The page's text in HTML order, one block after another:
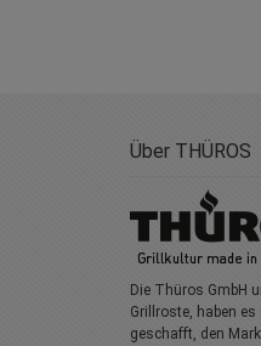
Über THÜROS
Die Thüros GmbH
Grillroste, haben
geschafft, den